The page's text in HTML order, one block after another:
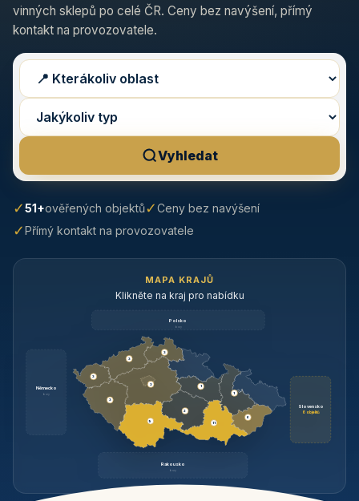
vinných sklepů po celé ČR. Ceny bez navýšení, přímý
kontakt na provozovatele.
Vyhledat
✓51+ověřených objektů✓Ceny bez navýšení
✓Přímý kontakt na provozovatele
MAPA KRAJŮ
Klikněte na kraj pro nabídku
Polsko
brzy
Německo
brzy
Slovensko
6 objektů
Rakousko
brzy
3
9
3
3
3
3
1
2
11
1
6